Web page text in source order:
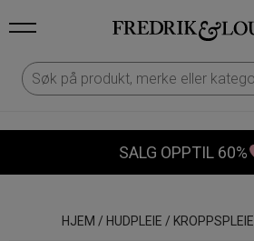
SALG OPPTIL 60%
HJEM / HUDPLEIE / KROPPSPLEIE